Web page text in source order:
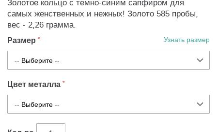
Золотое кольцо с темно-синим сапфиром для
самых женственных и нежных! Золото 585 пробы,
вес - 2,26 грамма.
Размер Узнать размер
Цвет металла